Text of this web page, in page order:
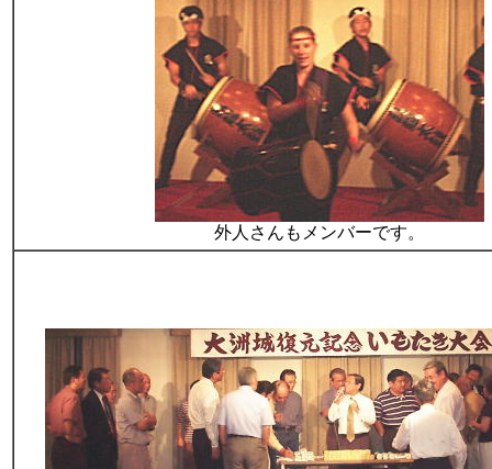
外人さんもメンバーです。